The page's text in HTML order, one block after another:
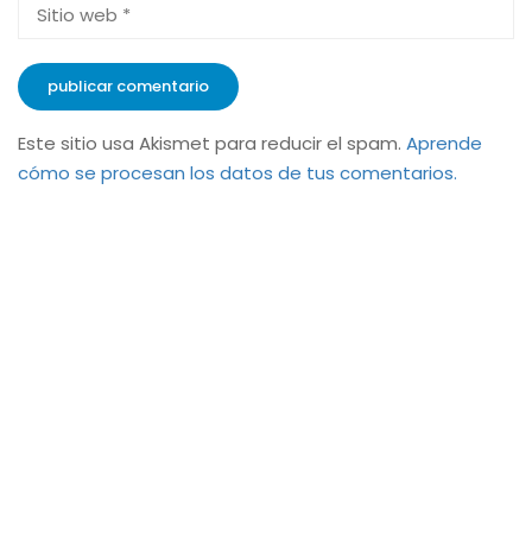
Este sitio usa Akismet para reducir el spam. Aprende
cómo se procesan los datos de tus comentarios.